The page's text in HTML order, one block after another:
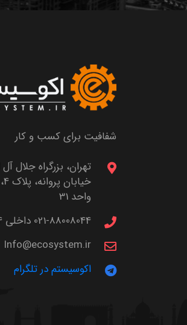
شفافیت برای کسب و کار
تهران، بزرگراه جلال
واحد 31
021-88008044 داخلی 4
Info@ecosystem.ir
اکوسیستم در تلگرام